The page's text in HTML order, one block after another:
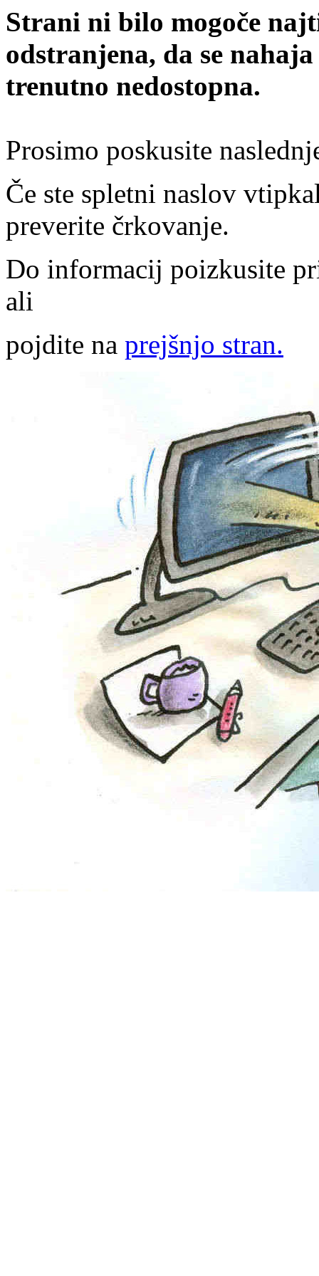
Strani ni bilo mogoče
odstranjena, da se
trenutno nedostopna.
Prosimo poskusite
Če ste spletni naslov
preverite črkovanje.
Do informacij poizkusite
ali
pojdite na prejšnjo stran.